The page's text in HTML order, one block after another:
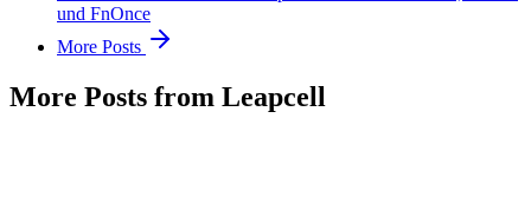
und FnOnce
More Posts
More Posts from Leapcell